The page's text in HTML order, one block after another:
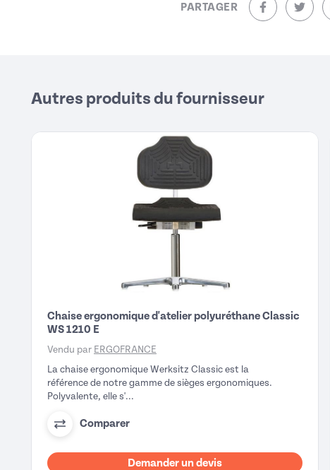
PARTAGER
sur Facebook
sur
Autres produits du fournisseur
Chaise ergonomique d'atelier polyuréthane Classic
WS 1210 E
Vendu par ERGOFRANCE
La chaise ergonomique Werksitz Classic est la
référence de notre gamme de sièges ergonomiques.
Polyvalente, elle s'...
Comparer
Demander un devis